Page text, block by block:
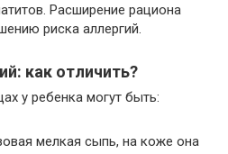
Расширение рациона
риска аллергий.
как отличить?
у ребенка могут быть:
мелкая сыпь, на коже она